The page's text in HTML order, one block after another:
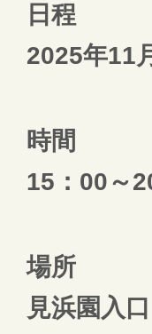
日程
2025年11
時間
15：00～
場所
見浜園入